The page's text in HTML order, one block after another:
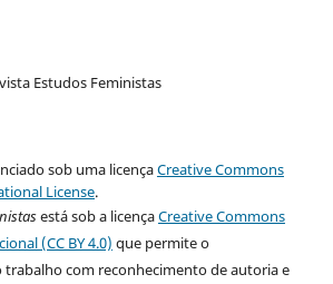
Estudos Feministas
sob uma licençaCreative Commons
License.
está sob a licençaCreative Commons
(CC BY 4.0) que permite o
com reconhecimento de autoria e